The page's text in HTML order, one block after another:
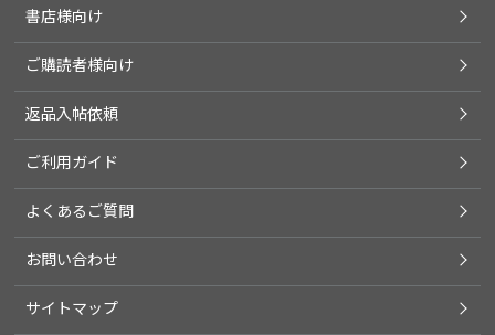
書店様向け
ご購読者様向け
返品入帖依頼
ご利用ガイド
よくあるご質問
お問い合わせ
サイトマップ